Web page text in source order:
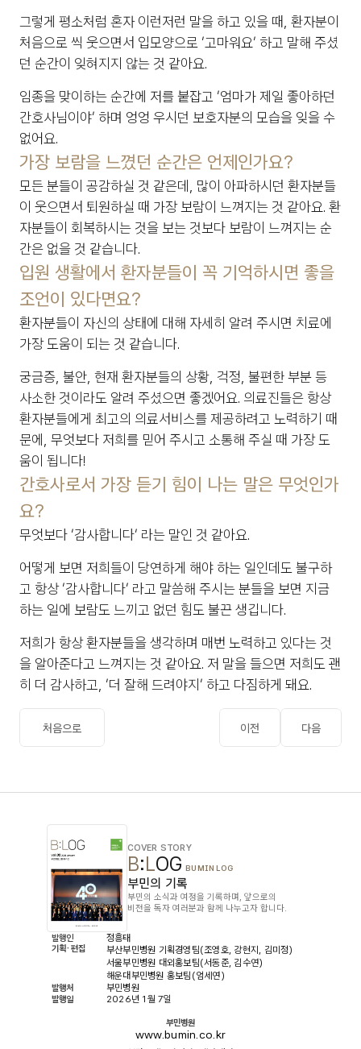
그렇게 평소처럼 혼자 이런저런 말을 하고 있을 때, 환자분이
처음으로 씩 웃으면서 입모양으로 ‘고마워요’ 하고 말해 주셨
던 순간이 잊혀지지 않는 것 같아요.
임종을 맞이하는 순간에 저를 붙잡고 ‘엄마가 제일 좋아하던
간호사님이야’ 하며 엉엉 우시던 보호자분의 모습을 잊을 수
없어요.
가장 보람을 느꼈던 순간은 언제인가요?
모든 분들이 공감하실 것 같은데, 많이 아파하시던 환자분들
이 웃으면서 퇴원하실 때 가장 보람이 느껴지는 것 같아요. 환
자분들이 회복하시는 것을 보는 것보다 보람이 느껴지는 순
간은 없을 것 같습니다.
입원 생활에서 환자분들이 꼭 기억하시면 좋을
조언이 있다면요?
환자분들이 자신의 상태에 대해 자세히 알려 주시면 치료에
가장 도움이 되는 것 같습니다.
궁금증, 불안, 현재 환자분들의 상황, 걱정, 불편한 부분 등
사소한 것이라도 알려 주셨으면 좋겠어요. 의료진들은 항상
환자분들에게 최고의 의료서비스를 제공하려고 노력하기 때
문에, 무엇보다 저희를 믿어 주시고 소통해 주실 때 가장 도
움이 됩니다!
간호사로서 가장 듣기 힘이 나는 말은 무엇인가
요?
무엇보다 ‘감사합니다’ 라는 말인 것 같아요.
어떻게 보면 저희들이 당연하게 해야 하는 일인데도 불구하
고 항상 ‘감사합니다’ 라고 말씀해 주시는 분들을 보면 지금
하는 일에 보람도 느끼고 없던 힘도 불끈 생깁니다.
저희가 항상 환자분들을 생각하며 매번 노력하고 있다는 것
을 알아준다고 느껴지는 것 같아요. 저 말을 들으면 저희도 괜
히 더 감사하고, ‘더 잘해 드려야지’ 하고 다짐하게 돼요.
처음으로 이전 다음
COVER STORY
B:LOG BUMIN LOG
부민의 기록
부민의 소식과 여정을 기록하며, 앞으로의
비전을 독자 여러분과 함께 나누고자 합니다.
발행인 정흥태
기획·편집
부산부민병원 기획경영팀(조영호, 강현지, 김미정)
서울부민병원 대외홍보팀(서동준, 김수연)
해운대부민병원 홍보팀(엄세연)
발행처 부민병원
발행일 2026년 1월 7일
부민병원
www.bumin.co.kr